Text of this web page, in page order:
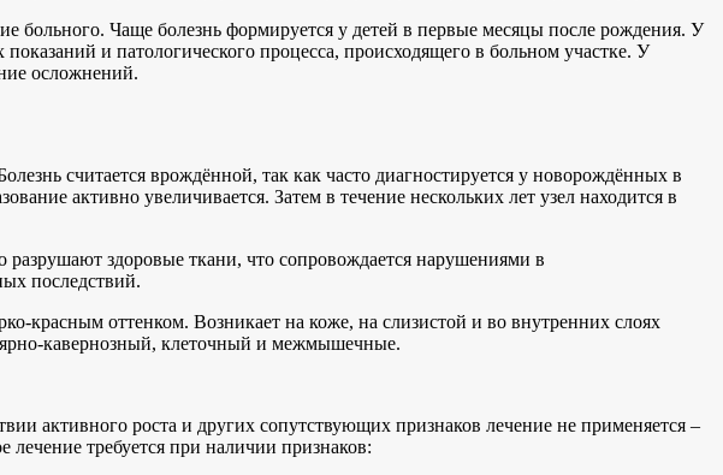
больного. Чаще болезнь формируется у детей в первые месяцы после рождения. У
и патологического процесса, происходящего в больном участке. У
осложнений.
считается врождённой, так как часто диагностируется у новорождённых в
активно увеличивается. Затем в течение нескольких лет узел находится в
разрушают здоровые ткани, что сопровождается нарушениями в
последствий.
красным оттенком. Возникает на коже, на слизистой и во внутренних слоях
кавернозный, клеточный и межмышечные.
активного роста и других сопутствующих признаков лечение не применяется –
требуется при наличии признаков: